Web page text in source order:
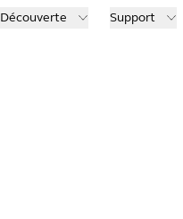
Découverte Support